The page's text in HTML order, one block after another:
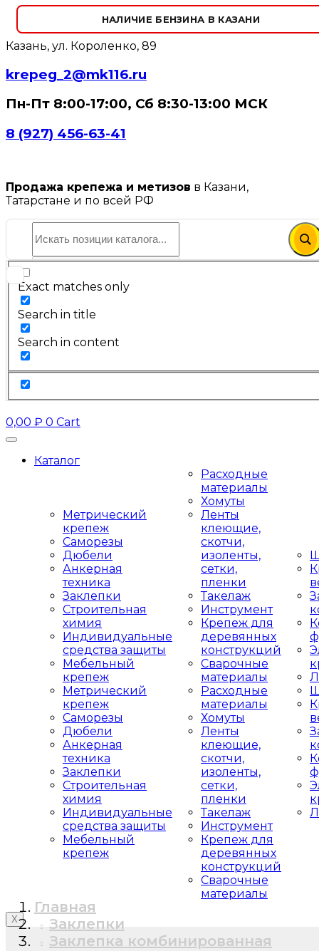
НАЛИЧИЕ БЕНЗИНА В КАЗАНИ
Казань, ул. Короленко, 89
krepeg_2@mk116.ru
Пн-Пт 8:00-17:00, Сб 8:30-13:00 МСК
8 (927) 456-63-41
Продажа крепежа и метизов в Казани,
Татарстане и по всей РФ
Exact matches only
Search in title
Search in content
0,00 ₽ 0 Cart
Каталог
Метрический
крепеж
Саморезы
Дюбели
Анкерная
техника
Заклепки
Строительная
химия
Индивидуальные
средства защиты
Мебельный
крепеж
Метрический
крепеж
Саморезы
Дюбели
Анкерная
техника
Заклепки
Строительная
химия
Индивидуальные
средства защиты
Мебельный
крепеж
Расходные
материалы
Хомуты
Ленты
клеющие,
скотчи,
изоленты,
сетки,
пленки
Такелаж
Инструмент
Крепеж для
деревянных
конструкций
Сварочные
материалы
Расходные
материалы
Хомуты
Ленты
клеющие,
скотчи,
изоленты,
сетки,
пленки
Такелаж
Инструмент
Крепеж для
деревянных
конструкций
Сварочные
материалы
X
Главная
Заклепки
Заклепка комбинированная